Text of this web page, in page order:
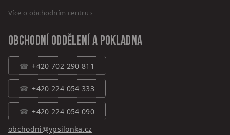
Více o obchodním centru ›
Obchodní oddělení a pokladna
+420 702 290 811
+420 224 054 333
+420 224 054 090
obchodni@ypsilonka.cz